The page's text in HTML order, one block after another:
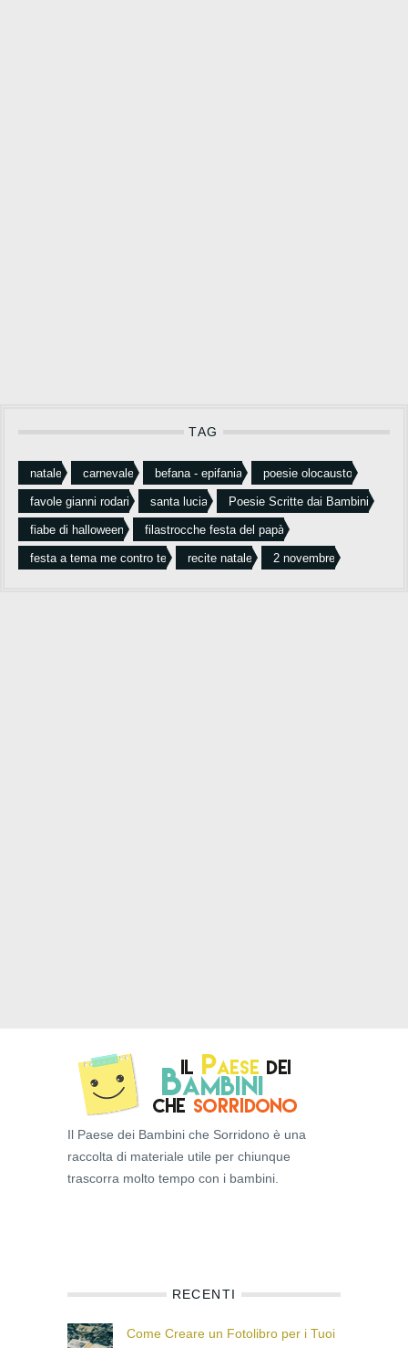
TAG
natale carnevale befana - epifania poesie olocausto
favole gianni rodari santa lucia Poesie Scritte dai Bambini
fiabe di halloween filastrocche festa del papà
festa a tema me contro te recite natale 2 novembre
Il Paese dei Bambini che Sorridono è una
raccolta di materiale utile per chiunque
trascorra molto tempo con i bambini.
RECENTI
Come Creare un Fotolibro per i Tuoi